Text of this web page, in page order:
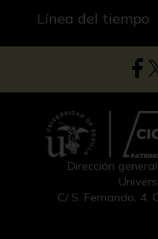
Línea del tiempo
Dirección
C/ S. Fernando, 4,